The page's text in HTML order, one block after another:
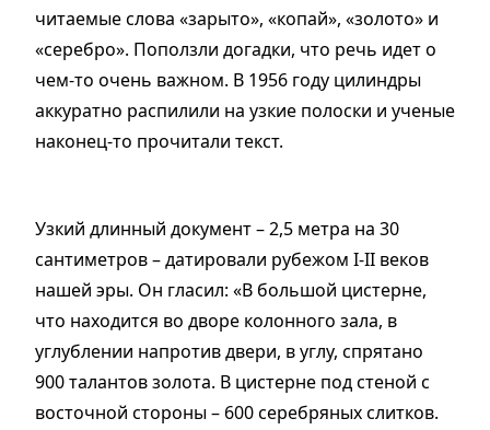
читаемые слова «зарыто», «копай», «золото» и
«серебро». Поползли догадки, что речь идет о
чем-то очень важном. В 1956 году цилиндры
аккуратно распилили на узкие полоски и ученые
наконец-то прочитали текст.
Узкий длинный документ – 2,5 метра на 30
сантиметров – датировали рубежом I-II веков
нашей эры. Он гласил: «В большой цистерне,
что находится во дворе колонного зала, в
углублении напротив двери, в углу, спрятано
900 талантов золота. В цистерне под стеной с
восточной стороны – 600 серебряных слитков.